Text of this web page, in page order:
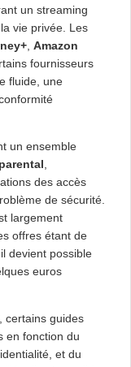
un streaming
vie privée. Les
Amazon
fournisseurs
fluide, une
un ensemble
des accès
de sécurité.
largement
offres étant de
devient possible
euros
certains guides
en fonction du
et du